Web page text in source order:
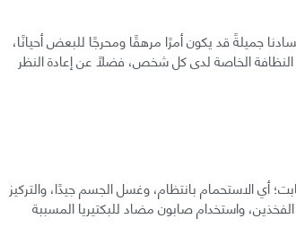
جميلةً قد يكون أمرًا مرهقًا ومحرجًا للبعض أحيانًا،
النظافة الخاصة لدى كل شخص، فضلًا عن إعادة النظر
أي الاستحمام بانتظام، وغسل الجسم جيدًا، والتركيز
واستخدام صابون مضاد للبكتيريا المسببة